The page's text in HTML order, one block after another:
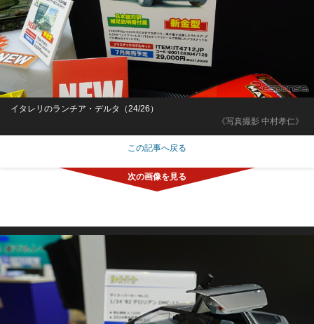
《写真撮影 中村孝仁》
イタレリのランチア・デルタ（24/26）
この記事へ戻る